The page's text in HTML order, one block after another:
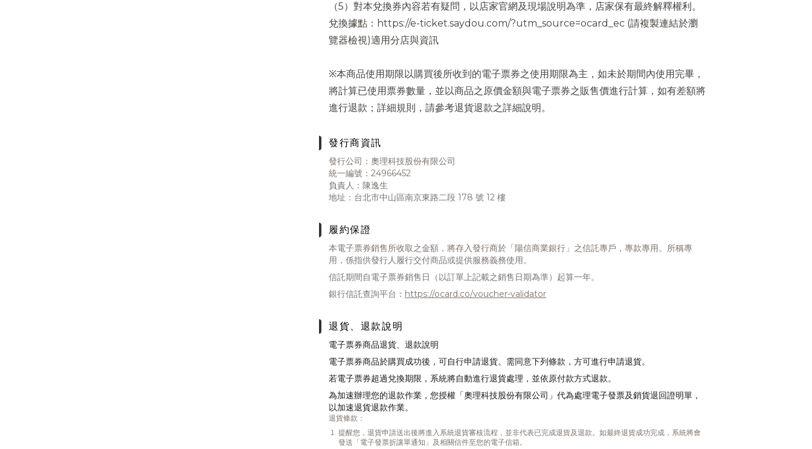
（5）對本兌換券內容若有疑問，以店家官網及現場說明為準，店家保有最終解釋權利。
兌換據點：https://e-ticket.saydou.com/?utm_source=ocard_ec (請複製連結於瀏
覽器檢視)適用分店與資訊
※本商品使用期限以購買後所收到的電子票券之使用期限為主，如未於期間內使用完畢，
將計算已使用票券數量，並以商品之原價金額與電子票券之販售價進行計算，如有差額將
進行退款；詳細規則，請參考退貨退款之詳細說明。
發行商資訊
發行公司：奧理科技股份有限公司
統一編號：24966452
負責人：陳逸生
地址：台北市中山區南京東路二段 178 號 12 樓
履約保證
本電子票券銷售所收取之金額，將存入發行商於「陽信商業銀行」之信託專戶，專款專用。所稱專
用，係指供發行人履行交付商品或提供服務義務使用。
信託期間自電子票券銷售日（以訂單上記載之銷售日期為準）起算一年。
銀行信託查詢平台： https://ocard.co/voucher-validator
退貨、退款說明
電子票券商品退貨、退款說明
電子票券商品於購買成功後，可自行申請退貨。需同意下列條款，方可進行申請退貨。
若電子票券超過兌換期限，系統將自動進行退貨處理，並依原付款方式退款。
為加速辦理您的退款作業，您授權「奧理科技股份有限公司」代為處理電子發票及銷貨退回證明單，
以加速退貨退款作業。
退貨條款：
提醒您，退貨申請送出後將進入系統退貨審核流程，並非代表已完成退貨及退款。如最終退貨成功完成，系統將會
發送「電子發票折讓單通知」及相關信件至您的電子信箱。